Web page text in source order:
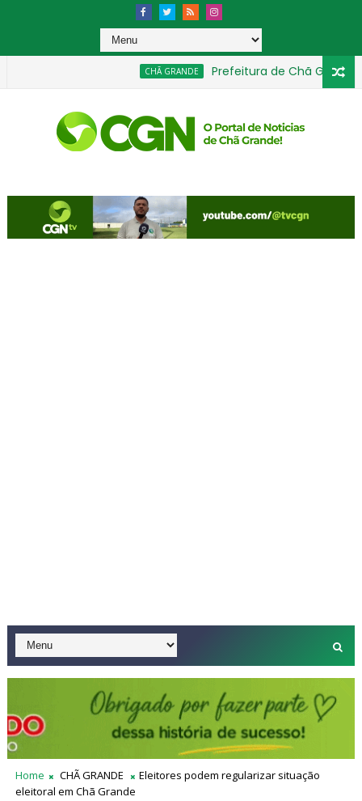
CHÃ GRANDE Prefeitura de Chã Grande
Home CHÃ GRANDE
Eleitores podem regularizar situação
eleitoral em Chã Grande